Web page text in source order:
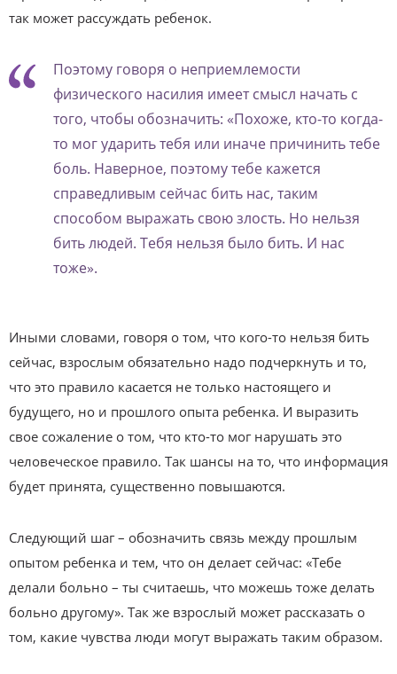
так может рассуждать ребенок.
Поэтому говоря о неприемлемости
физического насилия имеет смысл начать с
того, чтобы обозначить: «Похоже, кто-то когда-
то мог ударить тебя или иначе причинить тебе
боль. Наверное, поэтому тебе кажется
справедливым сейчас бить нас, таким
способом выражать свою злость. Но нельзя
бить людей. Тебя нельзя было бить. И нас
тоже».
Иными словами, говоря о том, что кого-то нельзя бить
сейчас, взрослым обязательно надо подчеркнуть и то,
что это правило касается не только настоящего и
будущего, но и прошлого опыта ребенка. И выразить
свое сожаление о том, что кто-то мог нарушать это
человеческое правило. Так шансы на то, что информация
будет принята, существенно повышаются.
Следующий шаг – обозначить связь между прошлым
опытом ребенка и тем, что он делает сейчас: «Тебе
делали больно – ты считаешь, что можешь тоже делать
больно другому». Так же взрослый может рассказать о
том, какие чувства люди могут выражать таким образом.